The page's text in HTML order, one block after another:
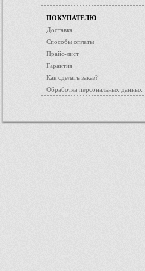
ПОКУПАТЕЛЮ
Доставка
Способы оплаты
Прайс-лист
Гарантия
Как сделать заказ?
Обработка персональных данных